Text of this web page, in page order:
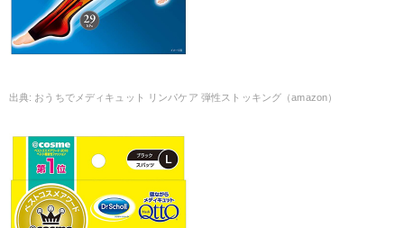
おうちでメディキュット リンパケア 弾性ストッキング（amazon）